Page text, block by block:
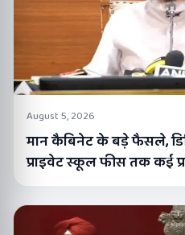
August 5, 2026
मान कैबिनेट के बड़े फैसले,
प्राइवेट स्कूल फीस तक कई